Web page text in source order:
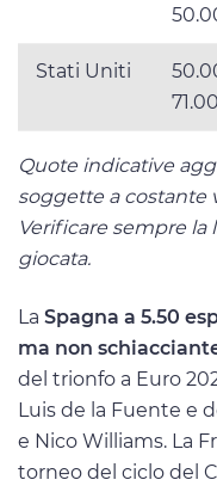
Stati Uniti
71.00
Quote indicative
soggette a costante
Verificare sempre
giocata.
La Spagna a 5.50
ma non
del trionfo a Euro
Luis de la Fuente e
e Nico Williams. La
torneo del ciclo del